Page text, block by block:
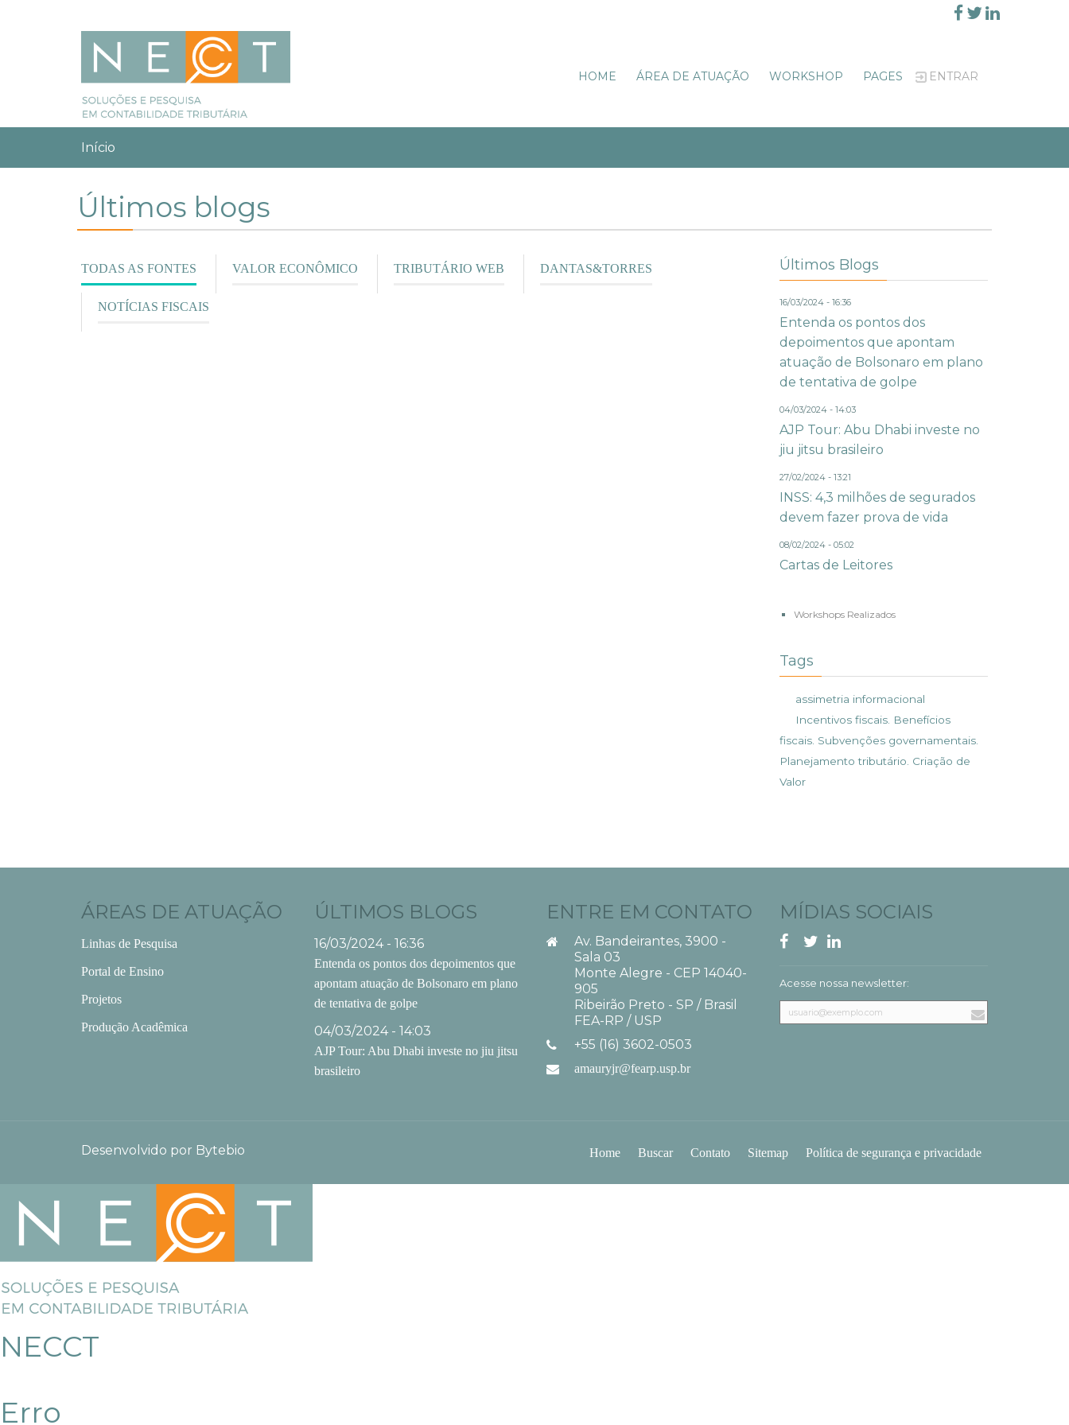
HOME ÁREA DE ATUAÇÃO WORKSHOP PAGES ENTRAR
Você está aqui:
Início
Últimos blogs
TODAS AS FONTES VALOR ECONÔMICO TRIBUTÁRIO WEB DANTAS&TORRES
NOTÍCIAS FISCAIS
Últimos Blogs
16/03/2024 - 16:36
Entenda os pontos dos
depoimentos que apontam
atuação de Bolsonaro em plano
de tentativa de golpe
04/03/2024 - 14:03
AJP Tour: Abu Dhabi investe no
jiu jitsu brasileiro
27/02/2024 - 13:21
INSS: 4,3 milhões de segurados
devem fazer prova de vida
08/02/2024 - 05:02
Cartas de Leitores
Workshops Realizados
Tags
assimetria informacional
Incentivos fiscais. Benefícios
fiscais. Subvenções governamentais.
Planejamento tributário. Criação de
Valor
ÁREAS DE ATUAÇÃO
Linhas de Pesquisa
Portal de Ensino
Projetos
Produção Acadêmica
ÚLTIMOS BLOGS
16/03/2024 - 16:36
Entenda os pontos dos depoimentos que
apontam atuação de Bolsonaro em plano
de tentativa de golpe
04/03/2024 - 14:03
AJP Tour: Abu Dhabi investe no jiu jitsu
brasileiro
ENTRE EM CONTATO
Av. Bandeirantes, 3900 -
Sala 03
Monte Alegre - CEP 14040-
905
Ribeirão Preto - SP / Brasil
FEA-RP / USP
+55 (16) 3602-0503
amauryjr@fearp.usp.br
MÍDIAS SOCIAIS
Acesse nossa newsletter:
Desenvolvido por Bytebio Home Buscar Contato Sitemap Política de segurança e privacidade
NECCT
Erro